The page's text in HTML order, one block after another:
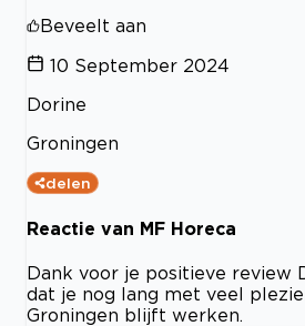
Beveelt aan
10 September 2024
Dorine
Groningen
delen
Reactie van MF Horeca
Dank voor je positieve review
dat je nog lang met veel
Groningen blijft werken.